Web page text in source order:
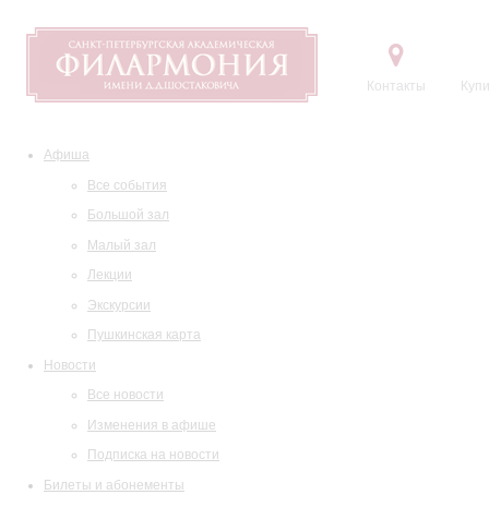
Контакты
Афиша
Все события
Большой зал
Малый зал
Лекции
Экскурсии
Пушкинская карта
Новости
Все новости
Изменения в афише
Подписка на новости
Билеты и абонементы